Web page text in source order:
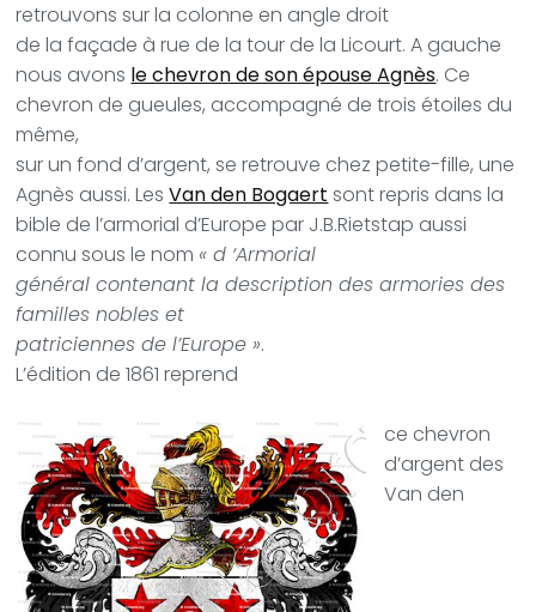
retrouvons surla colonne en angle droit
de la façade à rue de la tour de la Licourt. A gauche
nous avons le chevron de son épouse Agnès. Ce
chevron de gueules, accompagné de trois étoiles du
même,
sur un fond d’argent, se retrouve chez petite-fille, une
Agnès aussi. LesVan den Bogaert sontrepris dans la
bible de l’armorial d’Europe par J.B.Rietstap aussi
connu sous le nom « d ‘Armorial
général contenant la description des armories des
familles nobles et
patriciennes de l’Europe ».
L’édition de 1861 reprend
ce chevron
d’argent des
Van den